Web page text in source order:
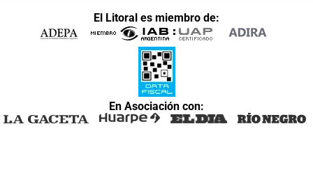
El Litoral es miembro de:
En Asociación con: